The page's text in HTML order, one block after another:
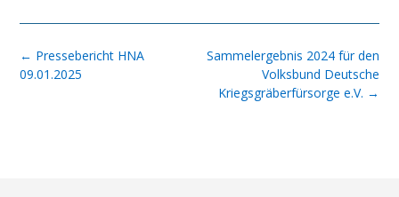
Post
navigation
Sammelergebnis 2024 für den
Volksbund Deutsche
Kriegsgräberfürsorge e.V. →
← Pressebericht HNA
09.01.2025